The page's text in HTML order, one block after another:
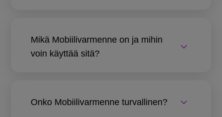
Mikä Mobiilivarmenne on ja mihin
voin käyttää sitä?
Onko Mobiilivarmenne turvallinen?